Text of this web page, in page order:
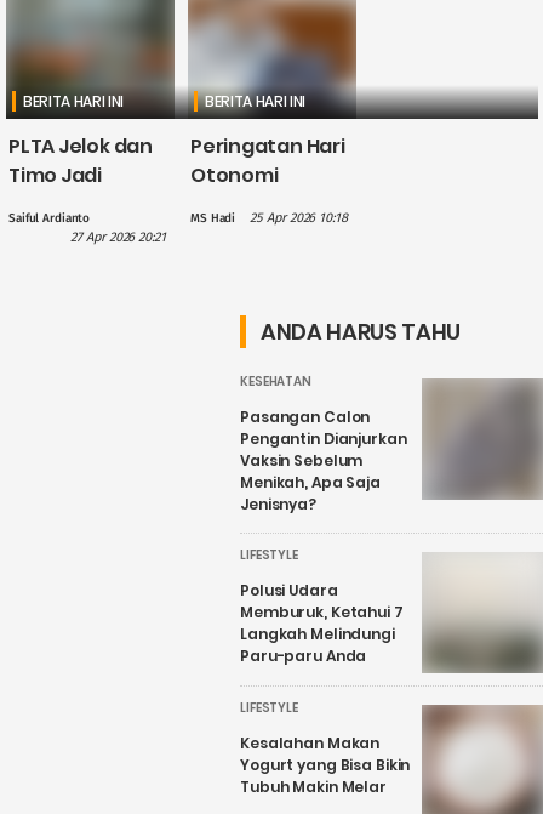
BERITA HARI INI
PLTA Jelok dan
Timo Jadi
dalam
Saiful Ardianto
27 Apr 2026 20:21
BERITA HARI INI
Peringatan Hari
Otonomi
Hilmy: Hak
Sekadar
Wacana
MS Hadi 25 Apr 2026 10:18
ANDA HARUS TAHU
KESEHATAN
Pasangan Calon
Pengantin Dianjurkan
Vaksin Sebelum
Menikah, Apa Saja
Jenisnya?
LIFESTYLE
Polusi Udara
Memburuk, Ketahui 7
Langkah Melindungi
Paru-paru Anda
LIFESTYLE
Kesalahan Makan
Yogurt yang Bisa Bikin
Tubuh Makin Melar